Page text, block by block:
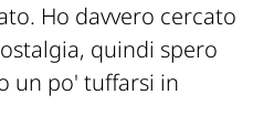
Ho davvero cercato
quindi spero
un po' tuffarsi in